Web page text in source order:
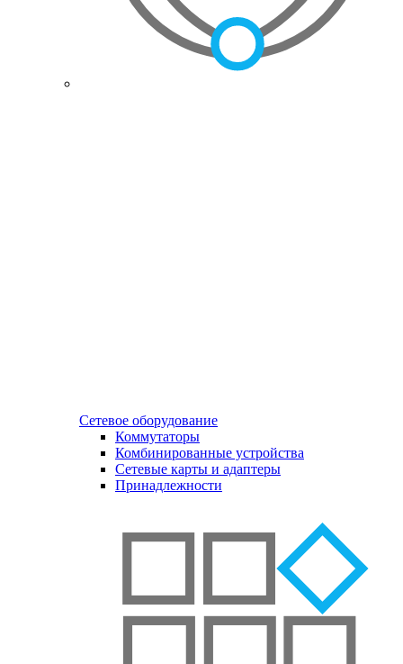
Сетевое оборудование
Коммутаторы
Комбинированные устройства
Сетевые карты и адаптеры
Принадлежности